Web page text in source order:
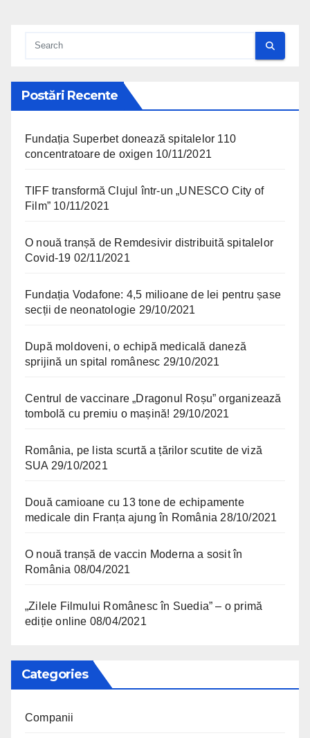
Postări Recente
Fundația Superbet donează spitalelor 110
concentratoare de oxigen 10/11/2021
TIFF transformă Clujul într-un „UNESCO City of
Film” 10/11/2021
O nouă tranșă de Remdesivir distribuită spitalelor
Covid-19 02/11/2021
Fundația Vodafone: 4,5 milioane de lei pentru șase
secții de neonatologie 29/10/2021
După moldoveni, o echipă medicală daneză
sprijină un spital românesc 29/10/2021
Centrul de vaccinare „Dragonul Roșu” organizează
tombolă cu premiu o mașină! 29/10/2021
România, pe lista scurtă a țărilor scutite de viză
SUA 29/10/2021
Două camioane cu 13 tone de echipamente
medicale din Franța ajung în România 28/10/2021
O nouă tranșă de vaccin Moderna a sosit în
România 08/04/2021
„Zilele Filmului Românesc în Suedia” – o primă
ediție online 08/04/2021
Categories
Companii